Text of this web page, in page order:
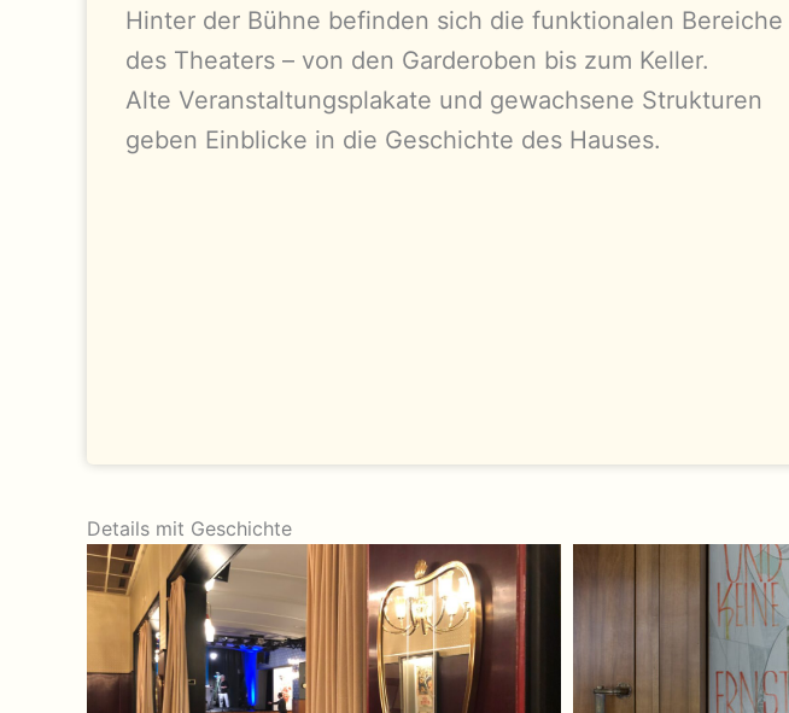
Hinter der Bühne befinden sich die funktionalen Bereiche
des Theaters – von den Garderoben bis zum Keller.
Alte Veranstaltungsplakate und gewachsene Strukturen
geben Einblicke in die Geschichte des Hauses.
Details mit Geschichte